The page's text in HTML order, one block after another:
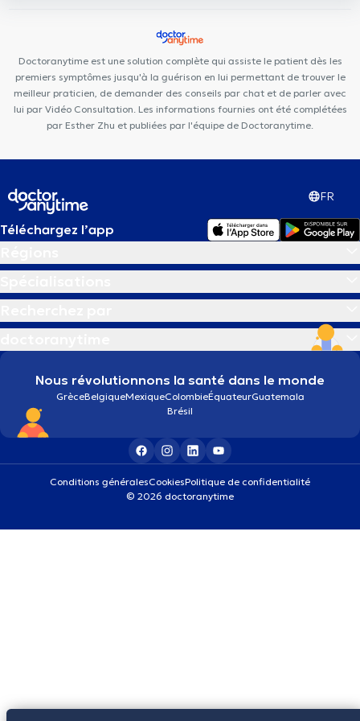
Doctoranytime est une solution complète qui assiste le patient dès les
premiers symptômes jusqu'à la guérison en lui permettant de trouver le
meilleur praticien, de demander des conseils par chat et de parler avec
lui par Vidéo Consultation. Les informations fournies ont été complétées
par Esther Zhu et publiées par l'équipe de Doctoranytime.
FR
Téléchargez l’app
Nous révolutionnons la santé dans le monde
GrèceBelgiqueMexiqueColombieÉquateurGuatemala
Brésil
Conditions généralesCookiesPolitique de confidentialité
© 2026 doctoranytime